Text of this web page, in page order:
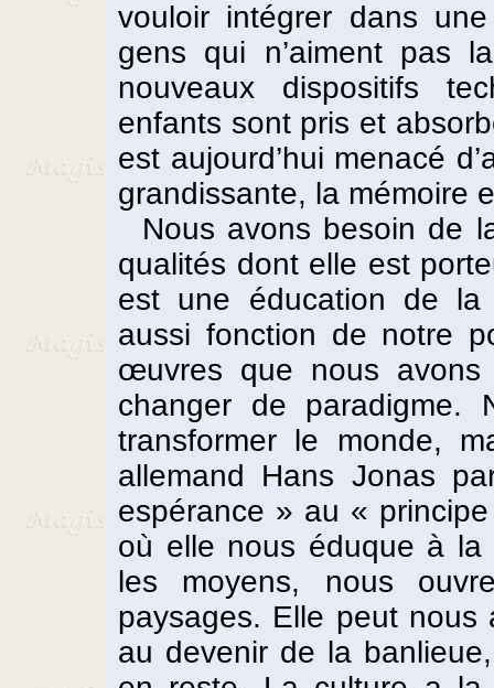
vouloir intégrer dans
gens qui n’aiment pas
nouveaux dispositifs
enfants sont pris et
est aujourd’hui menacé
grandissante, la mémoire
Nous avons besoin de
qualités dont elle est
est une éducation de la
aussi fonction de notre
œuvres que nous avons
changer de
transformer le monde,
allemand Hans Jonas
espérance » au «
où elle nous éduque à
les moyens, nous
paysages. Elle peut nous
au devenir de la